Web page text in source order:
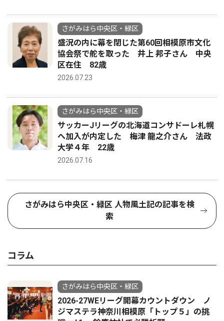
さがみはら中央区・緑区
盛況の内に幕を閉じた第60回相模原市文化
協会祭で舵を取った 井上 邦子さん 中央
区在住 82歳
2026.07.23
さがみはら中央区・緑区
サッカーJリーグの北海道コンサドーレ札幌
へ加入が内定した 梅津 龍之介さん 法政
大学４年 22歳
2026.07.16
さがみはら中央区・緑区 人物風土記の記事を検
索
コラム
さがみはら中央区・緑区
2026-27WEリーグ開幕カウントダウン ノ
ジマステラ神奈川相模原「トップ５」の挑